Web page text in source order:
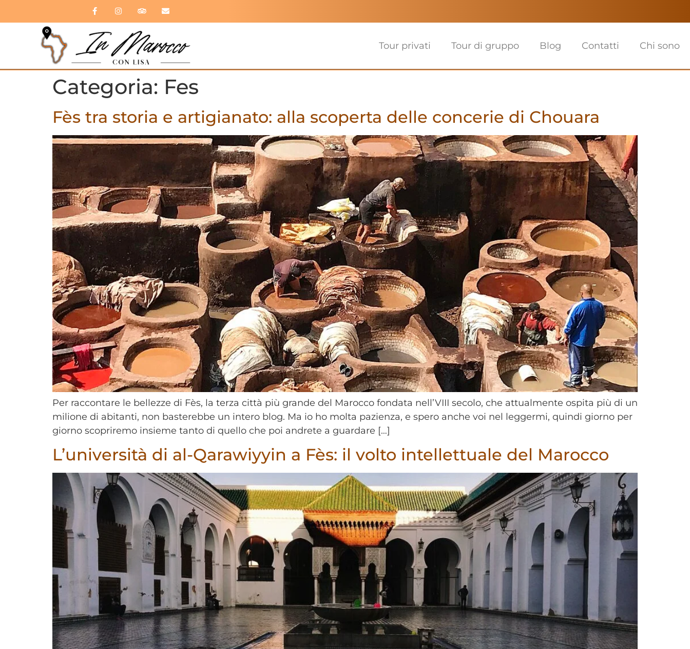
Tour privati Tour di gruppo Blog Contatti Chi sono
Categoria: Fes
Fès tra storia e artigianato: alla scoperta delle concerie di Chouara
Per raccontare le bellezze di Fès, la terza città più grande del Marocco fondata nell’VIII secolo, che attualmente ospita più di un
milione di abitanti, non basterebbe un intero blog. Ma io ho molta pazienza, e spero anche voi nel leggermi, quindi giorno per
giorno scopriremo insieme tanto di quello che poi andrete a guardare […]
L’università di al-Qarawiyyin a Fès: il volto intellettuale del Marocco